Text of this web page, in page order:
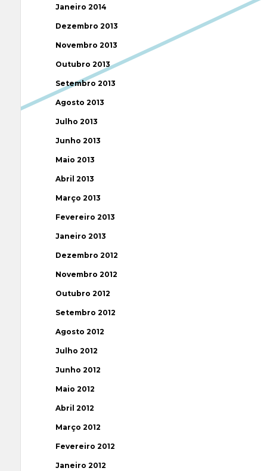
Janeiro 2014
Dezembro 2013
Novembro 2013
Outubro 2013
Setembro 2013
Agosto 2013
Julho 2013
Junho 2013
Maio 2013
Abril 2013
Março 2013
Fevereiro 2013
Janeiro 2013
Dezembro 2012
Novembro 2012
Outubro 2012
Setembro 2012
Agosto 2012
Julho 2012
Junho 2012
Maio 2012
Abril 2012
Março 2012
Fevereiro 2012
Janeiro 2012